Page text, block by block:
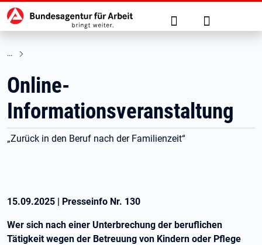
zu den Hauptinhalten springen
Hauptnavigation Suche Anmelden
Online-
Informationsveranstaltung
„Zurück in den Beruf nach der Familienzeit“
15.09.2025 | Presseinfo Nr. 130
Wer sich nach einer Unterbrechung der beruflichen
Tätigkeit wegen der Betreuung von Kindern oder Pflege